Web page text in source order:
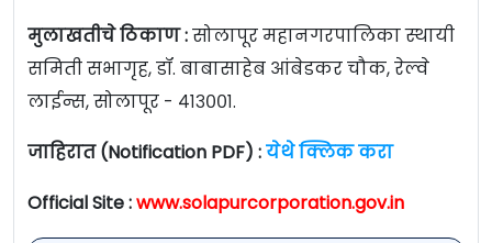
मुलाखतीचे ठिकाण :सोलापूर महानगरपालिका स्थायी
समिती सभागृह, डॉ. बाबासाहेब आंबेडकर चौक, रेल्वे
लाईन्स, सोलापूर - ४१३००१.
जाहिरात (Notification PDF) :येथे क्लिक करा
Official Site :www.solapurcorporation.gov.in